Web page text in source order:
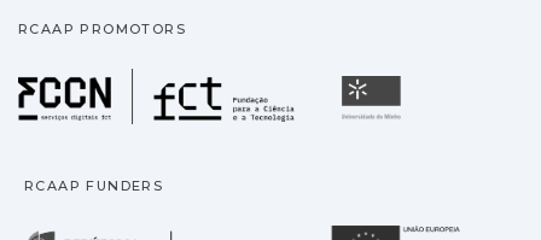
RCAAP PROMOTORS
Fundação para a
RCAAP FUNDERS